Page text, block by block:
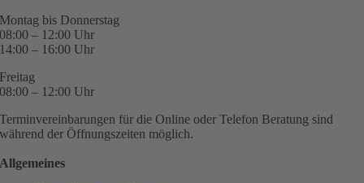
Montag bis Donnerstag
08:00 – 12:00 Uhr
14:00 – 16:00 Uhr
Freitag
08:00 – 12:00 Uhr
Terminvereinbarungen für die Online oder Telefon Beratung sind
während der Öffnungszeiten möglich.
Allgemeines